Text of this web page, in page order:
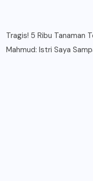
Tragis! 5 Ribu Tanaman
Mahmud: Istri Saya